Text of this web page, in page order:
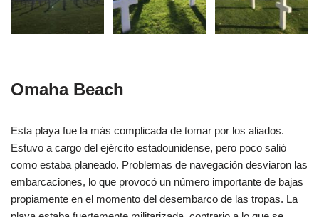
Omaha Beach
Esta playa fue la más complicada de tomar por los aliados.
Estuvo a cargo del ejército estadounidense, pero poco salió
como estaba planeado. Problemas de navegación desviaron las
embarcaciones, lo que provocó un número importante de bajas
propiamente en el momento del desembarco de las tropas. La